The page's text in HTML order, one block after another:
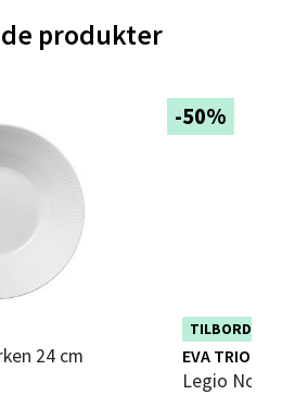
produkter
24 cm
-50%
TILBORDS
Dette
deg av rabatten
EVA TRIO
Legio
Shopping
Trondheim
Velg